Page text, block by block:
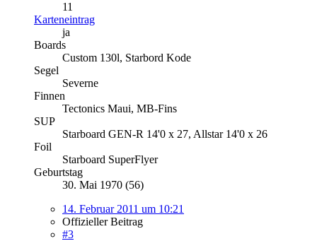
11
Karteneintrag
ja
Boards
Custom 130l, Starbord Kode
Segel
Severne
Finnen
Tectonics Maui, MB-Fins
SUP
Starboard GEN-R 14'0 x 27, Allstar 14'0 x 26
Foil
Starboard SuperFlyer
Geburtstag
30. Mai 1970 (56)
14. Februar 2011 um 10:21
Offizieller Beitrag
#3